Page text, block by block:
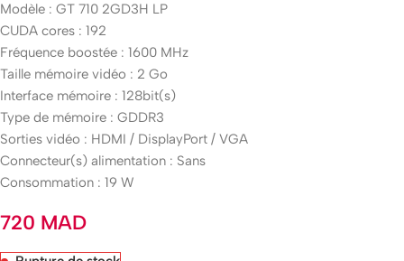
Modèle : GT 710 2GD3H LP
CUDA cores : 192
Fréquence boostée : 1600 MHz
Taille mémoire vidéo : 2 Go
Interface mémoire : 128bit(s)
Type de mémoire : GDDR3
Sorties vidéo : HDMI / DisplayPort / VGA
Connecteur(s) alimentation : Sans
Consommation : 19 W
720 MAD